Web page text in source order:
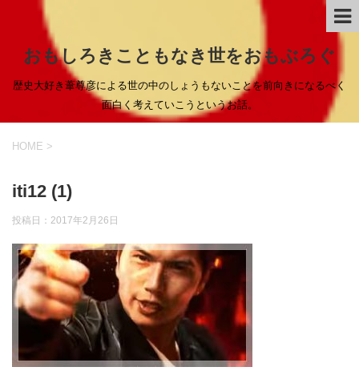
おもしろきこともなき世をおもぶろぐ
歴史大好き葦尊彦による世の中のしょうもないことを前向きになるべく
面白く考えていこうというお話。
HOME >
iti12 (1)
投稿日： 2017年2月26日